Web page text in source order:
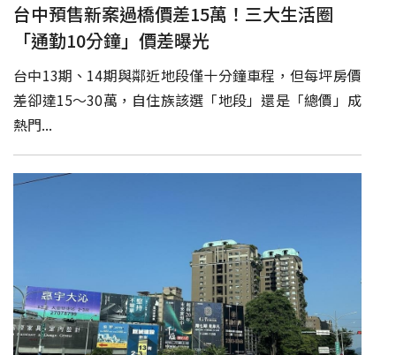
台中預售新案過橋價差15萬！三大生活圈
「通勤10分鐘」價差曝光
台中13期、14期與鄰近地段僅十分鐘車程，但每坪房價
差卻達15～30萬，自住族該選「地段」還是「總價」成
熱門...